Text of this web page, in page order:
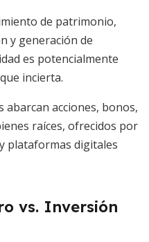
de patrimonio,
y generación de
es potencialmente
incierta.
acciones, bonos,
raíces, ofrecidos por
plataformas digitales
vs. Inversión